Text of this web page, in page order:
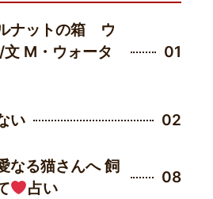
ナットの箱 ウ
M・ウォータ
01
い 02
る猫さんへ 飼
占い
08